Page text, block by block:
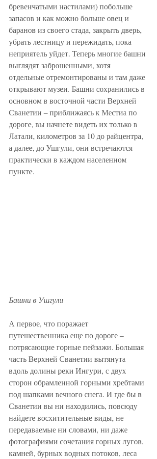
бревенчатыми настилами) побольше
запасов и как можно больше овец и
баранов из своего стада, закрыть дверь,
убрать лестницу и пережидать, пока
неприятель уйдет. Теперь многие башни
выглядят заброшенными, хотя
отдельные отремонтированы и там даже
открывают музеи. Башни сохранились в
основном в восточной части Верхней
Сванетии – приближаясь к Местиа по
дороге, вы начнете видеть их только в
Латали, километров за 10 до райцентра,
а далее, до Ушгули, они встречаются
практически в каждом населенном
пункте.
Башни в Ушгули
А первое, что поражает
путешественника еще по дороге –
потрясающие горные пейзажи. Большая
часть Верхней Сванетии вытянута
вдоль долины реки Ингури, с двух
сторон обрамленной горными хребтами
под шапками вечного снега. И где бы в
Сванетии вы ни находились, повсюду
найдете восхитительные виды, не
передаваемые ни словами, ни даже
фотографиями сочетания горных лугов,
камней, бурных водных потоков, леса